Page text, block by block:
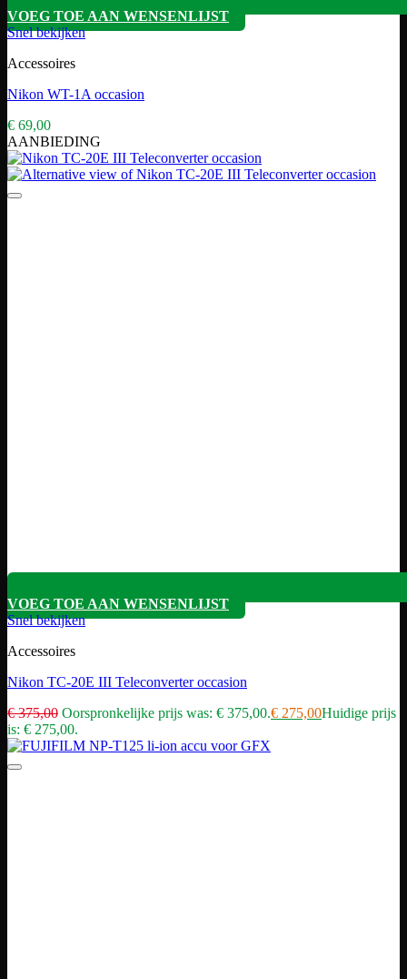
VOEG TOE AAN WENSENLIJST
Snel bekijken
Accessoires
Nikon WT-1A occasion
€ 69,00
AANBIEDING
VOEG TOE AAN WENSENLIJST
Snel bekijken
Accessoires
Nikon TC-20E III Teleconverter occasion
€375,00 Oorspronkelijke prijs was: € 375,00.€ 275,00Huidige prijs
is: € 275,00.